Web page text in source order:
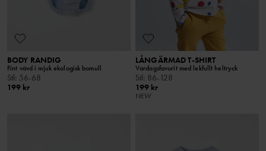
BODY RANDIG
Fint vävd i mjuk ekologisk bomull
Stl: 56-68
199 kr
LÅNGÄRMAD T-SHIRT
Vardagsfavorit med lekfullt heltryck
Stl: 86-128
199 kr
NEW